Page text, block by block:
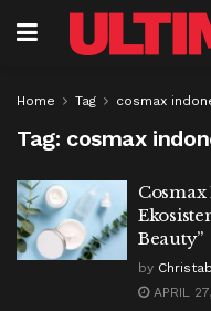
Home Tag cosmax
Tag: cosmax
Cosmax
Beauty”
by
APRIL